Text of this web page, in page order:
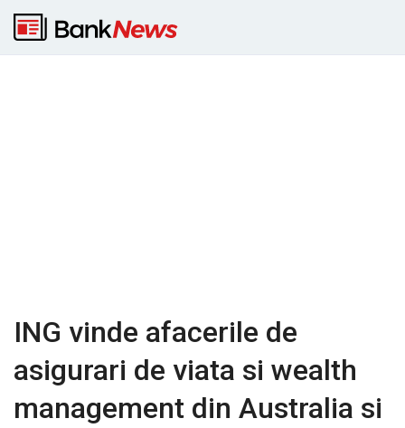
ING vinde afacerile de
asigurari de viata si wealth
management din Australia si